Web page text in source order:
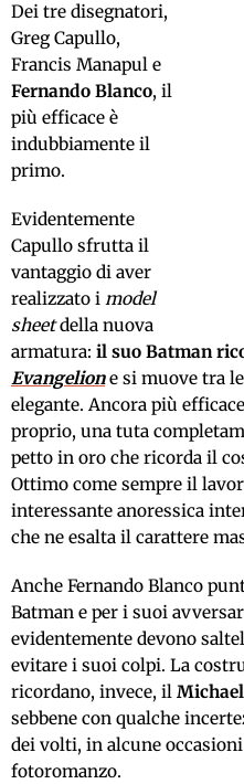
Dei tre disegnatori,
Greg Capullo,
Francis Manapul e
Fernando Blanco, il
più efficace è
indubbiamente il
primo.
Evidentemente
Capullo sfrutta il
vantaggio di aver
realizzato i model
sheetdella nuova
armatura: il suo Batman
Evangelion e si muove tra
elegante. Ancora più
proprio, una tuta
petto in oro che ricorda il
Ottimo come sempre il
interessante anoressica
che ne esalta il carattere
Anche Fernando Blanco
Batman e per i suoi
evidentemente devono
evitare i suoi colpi. La
ricordano, invece, il
sebbene con qualche
dei volti, in alcune
fotoromanzo.